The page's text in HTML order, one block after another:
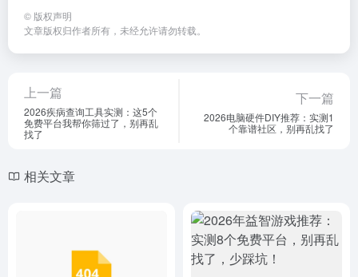
© 版权声明
文章版权归作者所有，未经允许请勿转载。
上一篇
2026疾病查询工具实测：这5个
免费平台我帮你筛过了，别再乱
找了
下一篇
2026电脑硬件DIY推荐：实测1
个靠谱社区，别再乱找了
相关文章